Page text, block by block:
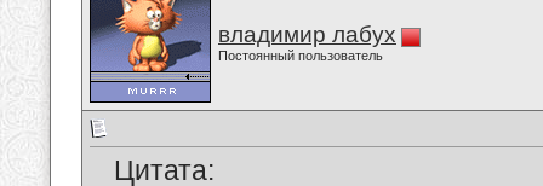
владимир лабух
Постоянный пользователь
Цитата: